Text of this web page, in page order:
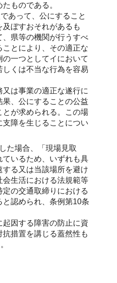
ものである。
あって、公にすること
ぼすおそれがあるも
県等の機関が行うすべ
とにより、その適正な
一つとしてイにおいて
しくは不当な行為を容易
は事業の適正な遂行に
、公にすることの公益
が求められる。この場
障を生じることについ
た場合、「現場見取
いるため、いずれも具
る又は当該場所を避け
生活における法規範等
の交通取締りにおける
と認められ、条例第10条
因する障害の防止に資
措置を講じる蓋然性も